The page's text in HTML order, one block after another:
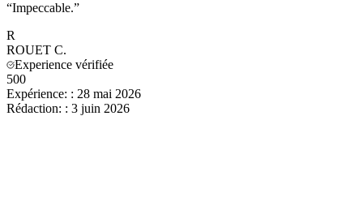
“Impeccable.”
R
ROUET C.
Experience vérifiée
500
Expérience: : 28 mai 2026
Rédaction: : 3 juin 2026